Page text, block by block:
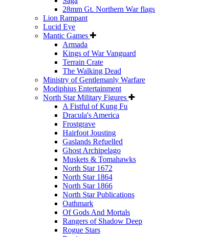
28mm Gt. Northern War flags
Lion Rampant
Lucid Eye
Mantic Games
Armada
Kings of War Vanguard
Terrain Crate
The Walking Dead
Ministry of Gentlemanly Warfare
Modiphius Entertainment
North Star Military Figures
A Fistful of Kung Fu
Dracula's America
Frostgrave
Hairfoot Jousting
Gaslands Refuelled
Ghost Archipelago
Muskets & Tomahawks
North Star 1672
North Star 1864
North Star 1866
North Star Publications
Oathmark
Of Gods And Mortals
Rangers of Shadow Deep
Rogue Stars